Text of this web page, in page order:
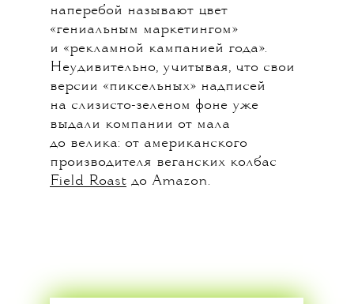
наперебой называют цвет
«гениальным маркетингом»
и «рекламной кампанией года».
Неудивительно, учитывая, что свои
версии «пиксельных» надписей
на слизисто-зеленом фоне уже
выдали компании от мала
до велика: от американского
производителя веганских колбас
Field Roast до Amazon.